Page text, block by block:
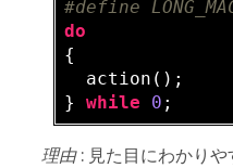
#define
do
} while 0
理由: 見た目にわかりや